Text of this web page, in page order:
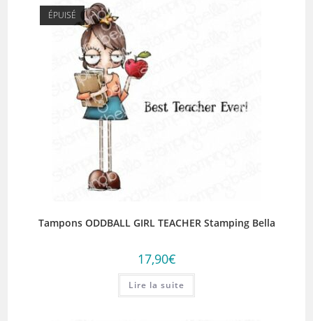
ÉPUISÉ
Tampons ODDBALL GIRL TEACHER Stamping Bella
17,90€
Lire la suite